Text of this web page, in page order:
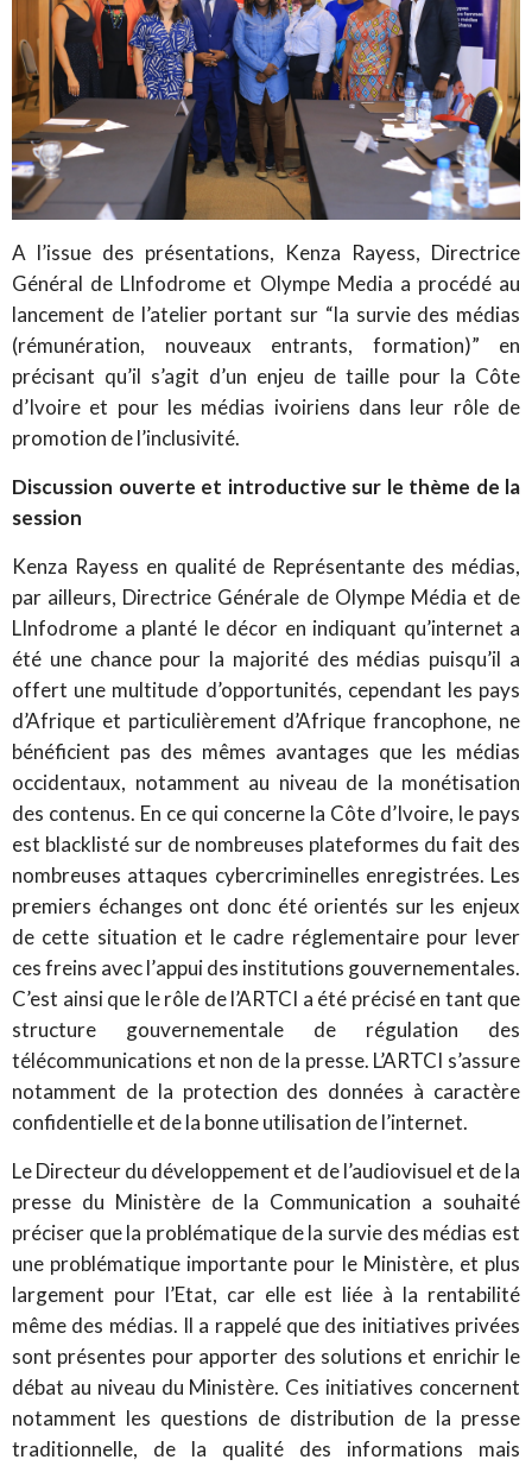
A l’issue des présentations, Kenza Rayess, Directrice
Général de LInfodrome et Olympe Media a procédé au
lancement de l’atelier portant sur “la survie des médias
(rémunération, nouveaux entrants, formation)” en
précisant qu’il s’agit d’un enjeu de taille pour la Côte
d’Ivoire et pour les médias ivoiriens dans leur rôle de
promotion de l’inclusivité.
Discussion ouverte et introductive sur le thème de la
session
Kenza Rayess en qualité de Représentante des médias,
par ailleurs, Directrice Générale de Olympe Média et de
LInfodrome a planté le décor en indiquant qu’internet a
été une chance pour la majorité des médias puisqu’il a
offert une multitude d’opportunités, cependant les pays
d’Afrique et particulièrement d’Afrique francophone, ne
bénéficient pas des mêmes avantages que les médias
occidentaux, notamment au niveau de la monétisation
des contenus. En ce qui concerne la Côte d’Ivoire, le pays
est blacklisté sur de nombreuses plateformes du fait des
nombreuses attaques cybercriminelles enregistrées. Les
premiers échanges ont donc été orientés sur les enjeux
de cette situation et le cadre réglementaire pour lever
ces freins avec l’appui des institutions gouvernementales.
C’est ainsi que le rôle de l’ARTCI a été précisé en tant que
structure gouvernementale de régulation des
télécommunications et non de la presse. L’ARTCI s’assure
notamment de la protection des données à caractère
confidentielle et de la bonne utilisation de l’internet.
Le Directeur du développement et de l’audiovisuel et de la
presse du Ministère de la Communication a souhaité
préciser que la problématique de la survie des médias est
une problématique importante pour le Ministère, et plus
largement pour l’Etat, car elle est liée à la rentabilité
même des médias. Il a rappelé que des initiatives privées
sont présentes pour apporter des solutions et enrichir le
débat au niveau du Ministère. Ces initiatives concernent
notamment les questions de distribution de la presse
traditionnelle, de la qualité des informations mais